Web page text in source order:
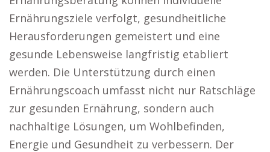
Ernährungsziele verfolgt, gesundheitliche
Herausforderungen gemeistert und eine
gesunde Lebensweise langfristig etabliert
werden. Die Unterstützung durch einen
Ernährungscoach umfasst nicht nur Ratschläge
zur gesunden Ernährung, sondern auch
nachhaltige Lösungen, um Wohlbefinden,
Energie und Gesundheit zu verbessern. Der